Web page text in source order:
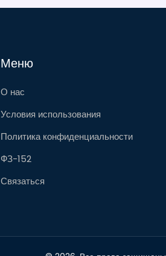
Меню
О нас
Условия использования
Политика конфиденциальности
ФЗ-152
Связаться